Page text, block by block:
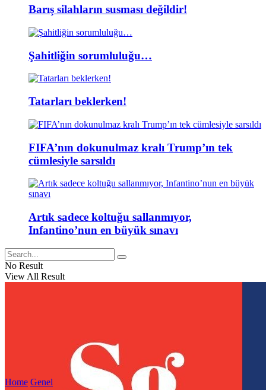
Barış silahların susması değildir!
Şahitliğin sorumluluğu…
Tatarları beklerken!
FIFA’nın dokunulmaz kralı Trump’ın tek
cümlesiyle sarsıldı
Artık sadece koltuğu sallanmıyor,
Infantino’nun en büyük sınavı
No Result
View All Result
Home Genel